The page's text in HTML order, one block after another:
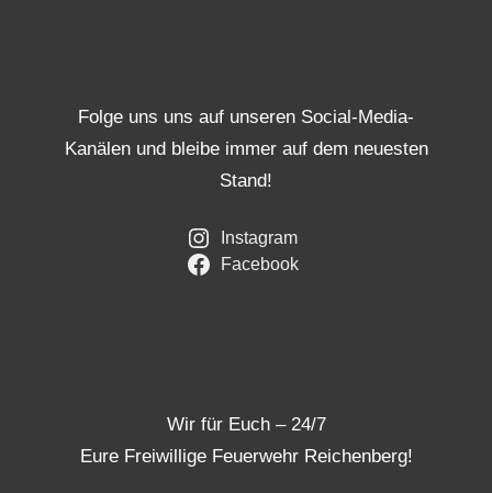
Folge uns uns auf unseren Social-Media-
Kanälen und bleibe immer auf dem neuesten
Stand!
Instagram
Facebook
Wir für Euch – 24/7
Eure Freiwillige Feuerwehr Reichenberg!